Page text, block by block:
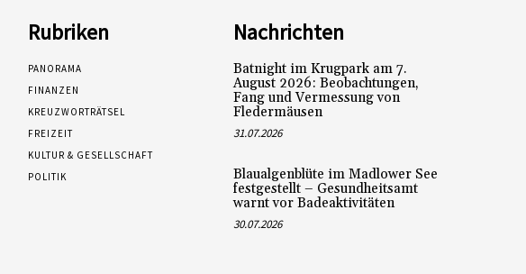
Rubriken
PANORAMA
FINANZEN
KREUZWORTRÄTSEL
FREIZEIT
KULTUR & GESELLSCHAFT
POLITIK
Nachrichten
Batnight im Krugpark am 7.
August 2026: Beobachtungen,
Fang und Vermessung von
Fledermäusen
31.07.2026
Blaualgenblüte im Madlower See
festgestellt – Gesundheitsamt
warnt vor Badeaktivitäten
30.07.2026